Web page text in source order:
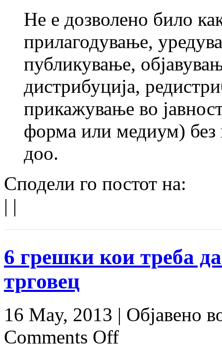
Не е дозволено било
прилагодување,
публикување,
дистрибуција,
прикажување во
форма или медиум)
доо.
Сподели го постот на:
| |
6 грешки кои треба
трговец
16 May, 2013 | Објавено
Comments Off